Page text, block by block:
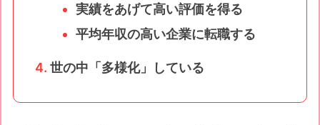
実績をあげて高い評価を得る
平均年収の高い企業に転職する
世の中「多様化」している